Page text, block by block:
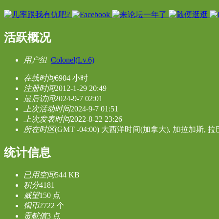
活跃概况
用户组 Colonel(Lv.6)
在线时间6904 小时
注册时间2012-1-29 20:49
最后访问2024-9-7 02:01
上次活动时间2024-9-7 01:51
上次发表时间2022-8-22 23:26
所在时区(GMT -04:00) 大西洋时间(加拿大), 加拉加斯, 拉
统计信息
已用空间544 KB
积分4181
威望150 点
铜币2722 个
贡献值3 点